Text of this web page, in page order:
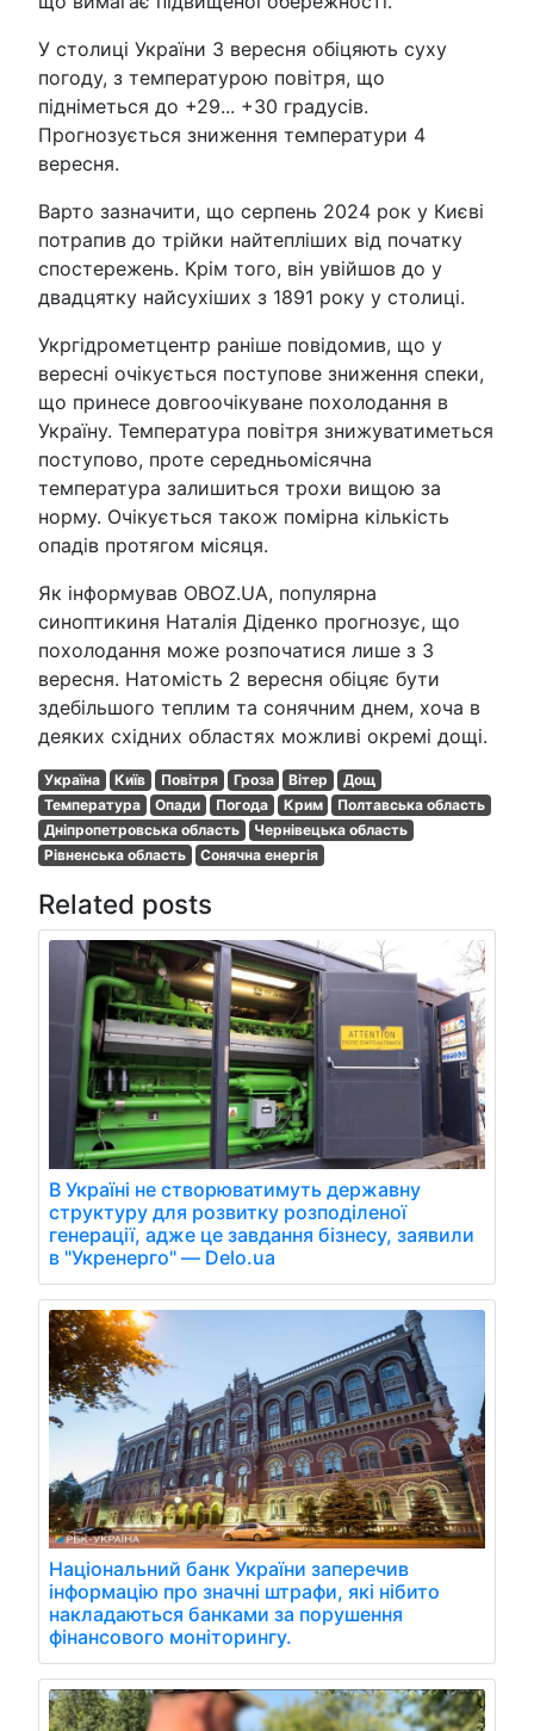
У столиці України 3 вересня обіцяють суху
погоду, з температурою повітря, що
підніметься до +29... +30 градусів.
Прогнозується зниження температури 4
вересня.
Варто зазначити, що серпень 2024 рок у Києві
потрапив до трійки найтепліших від початку
спостережень. Крім того, він увійшов до у
двадцятку найсухіших з 1891 року у столиці.
Укргідрометцентр раніше повідомив, що у
вересні очікується поступове зниження спеки,
що принесе довгоочікуване похолодання в
Україну. Температура повітря знижуватиметься
поступово, проте середньомісячна
температура залишиться трохи вищою за
норму. Очікується також помірна кількість
опадів протягом місяця.
Як інформував OBOZ.UA, популярна
синоптикиня Наталія Діденко прогнозує, що
похолодання може розпочатися лише з 3
вересня. Натомість 2 вересня обіцяє бути
здебільшого теплим та сонячним днем, хоча в
деяких східних областях можливі окремі дощі.
Україна Київ Повітря Гроза Вітер
Дощ
Температура
Опади Погода Крим
Полтавська область
Дніпропетровська область
Чернівецька область
Рівненська область
Сонячна енергія
Related posts
В Україні не створюватимуть державну
структуру для розвитку розподіленої
генерації, адже це завдання бізнесу, заявили
в "Укренерго" — Delo.ua
Національний банк України заперечив
інформацію про значні штрафи, які нібито
накладаються банками за порушення
фінансового моніторингу.